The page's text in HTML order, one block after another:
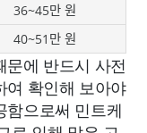
36~45만 원
40~51만 원
문에 반드시 사전
여 확인해 보아야
함으로써 민트케